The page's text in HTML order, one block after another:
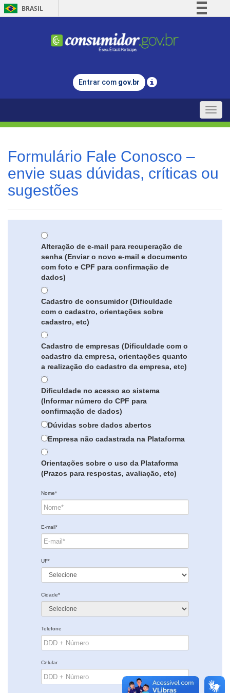
BRASIL
Comunica BR
Legislação
Entrar com gov.br
Toggle
Formulário Fale Conosco –
envie suas dúvidas, críticas ou
sugestões
Alteração de e-mail para recuperação de
senha (Enviar o novo e-mail e documento
com foto e CPF para confirmação de
dados)
Cadastro de consumidor (Dificuldade
com o cadastro, orientações sobre
cadastro, etc)
Cadastro de empresas (Dificuldade com o
cadastro da empresa, orientações quanto
a realização do cadastro da empresa, etc)
Dificuldade no acesso ao sistema
(Informar número do CPF para
confirmação de dados)
Dúvidas sobre dados abertos
Empresa não cadastrada na Plataforma
Orientações sobre o uso da Plataforma
(Prazos para respostas, avaliação, etc)
Nome*
E-mail*
UF*
Cidade*
Telefone
Celular